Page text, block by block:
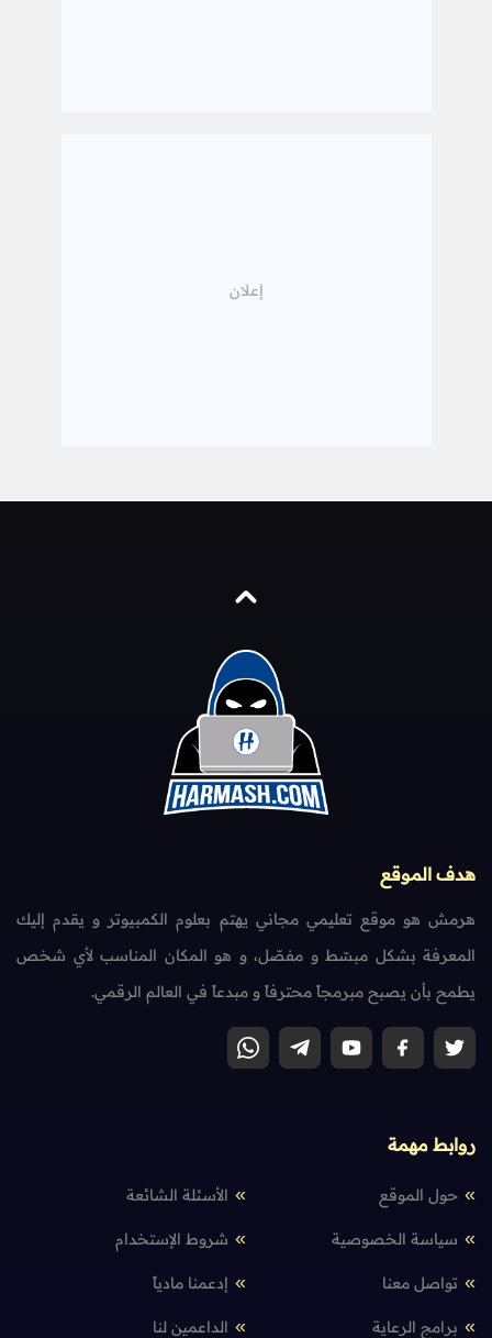
هدف الموقع
هرمش هو موقع تعليمي مجاني يهتم بعلوم الكمبيوتر و يقدم إليك
المعرفة بشكل مبسّط و مفصّل، و هو المكان المناسب لأي شخص
يطمح بأن يصبح مبرمجاً محترفاً و مبدعاً في العالم الرقمي.
روابط مهمة
حول الموقع الأسئلة الشائعة
سياسة الخصوصية شروط الإستخدام
تواصل معنا إدعمنا مادياً
برامج الرعاية الداعمين لنا